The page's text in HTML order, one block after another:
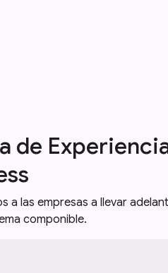
de
a las empresas a llevar
componible.